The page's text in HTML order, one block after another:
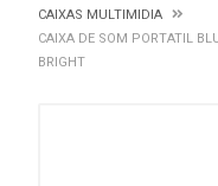
CAIXAS MULTIMIDIA
CAIXA DE SOM PORTATIL
BRIGHT